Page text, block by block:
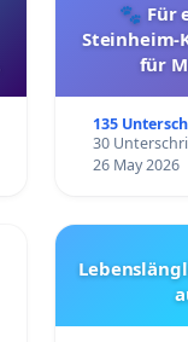
🐾 Für
Steinheim-
für
135
30
26 May 2026